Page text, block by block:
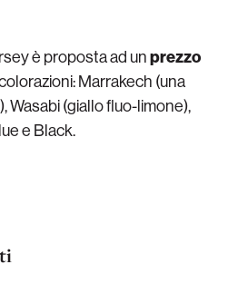
è proposta ad unprezzo
Marrakech (una
Wasabi (giallo fluo-limone),
e Black.